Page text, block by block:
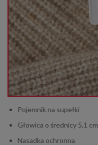
Pojemnik na supełki
Głowica o średnicy 5,1 cm
Nasadka ochronna